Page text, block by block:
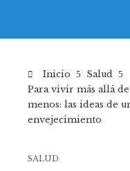
Inicio
Salud
Para vivir más allá
menos: las ideas de
envejecimiento
SALUD